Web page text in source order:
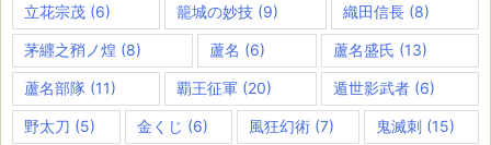
立花宗茂 (6) 籠城の妙技(9) 織田信長 (8)
茅纒之矟ノ煌 (8) 蘆名 (6) 蘆名盛氏 (13)
蘆名部隊 (11) 覇王征軍 (20) 遁世影武者(6)
野太刀 (5) 金くじ (6) 風狂幻術 (7) 鬼滅刺(15)